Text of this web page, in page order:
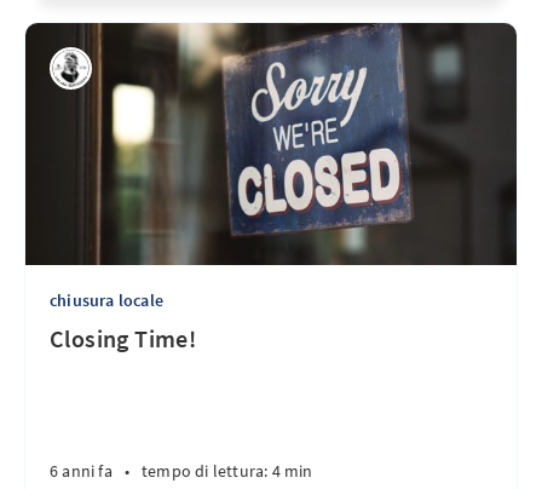
chiusura locale
Closing Time!
6 anni fa • tempo di lettura: 4 min